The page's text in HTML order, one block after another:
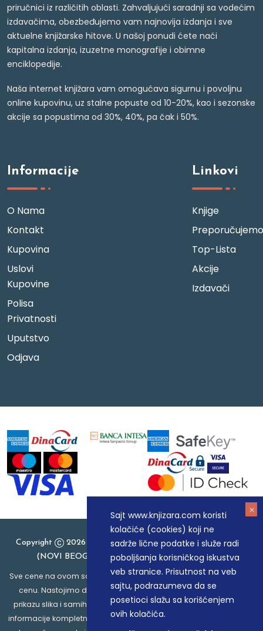
Sajt www.knjizara.com koristi
kolačiće (cookies) koji ne
sadrže lične podatke i služe radi
poboljšanja korisničkog iskustva
veb stranice. Prisutnost na veb
sajtu, podrazumeva da se
posetioci slažu sa korišćenjem
ovih kolačića.
priručnici iz različitih oblasti. Zahvaljujući saradnji sa vodećim
izdavačima, obezbeđujemo vam najnovija izdanja i sve
aktuelne knjižarske hitove. U našoj ponudi ćete naći
kapitalna izdanja, izuzetne monografije i obimne
enciklopedije.
Naša internet knjižara vam omogućava sigurnu i povoljnu
online kupovinu, uz stalne popuste od 10-20%, kao i sezonske
akcije sa popustima od 30%, 40%, pa čak i 50%.
Informacije
O Nama
Kontakt
Kupovina
Uslovi
Kupovine
Polisa
Privatnosti
Uputstvo
Odjava
Linkovi
Knjige
Preporučujemo
Top-Lista
Akcije
Izdavači
Copyright
2026 Knjizara.com - MAKART DOO BEOGRAD
(NOVI BEOGRAD), PIB: 105184104, MB: 20337524
Sve cene na ovom sajtu iskazane su u dinarima. PDV je uračunat u
cenu. Nastojimo da budemo što precizniji u opisu proizvoda,
prikazu slika i samih cena, ali ne možemo garantovati da su sve
informacije kompletne i bez grešaka. Svi artikli prikazani na sajtu su